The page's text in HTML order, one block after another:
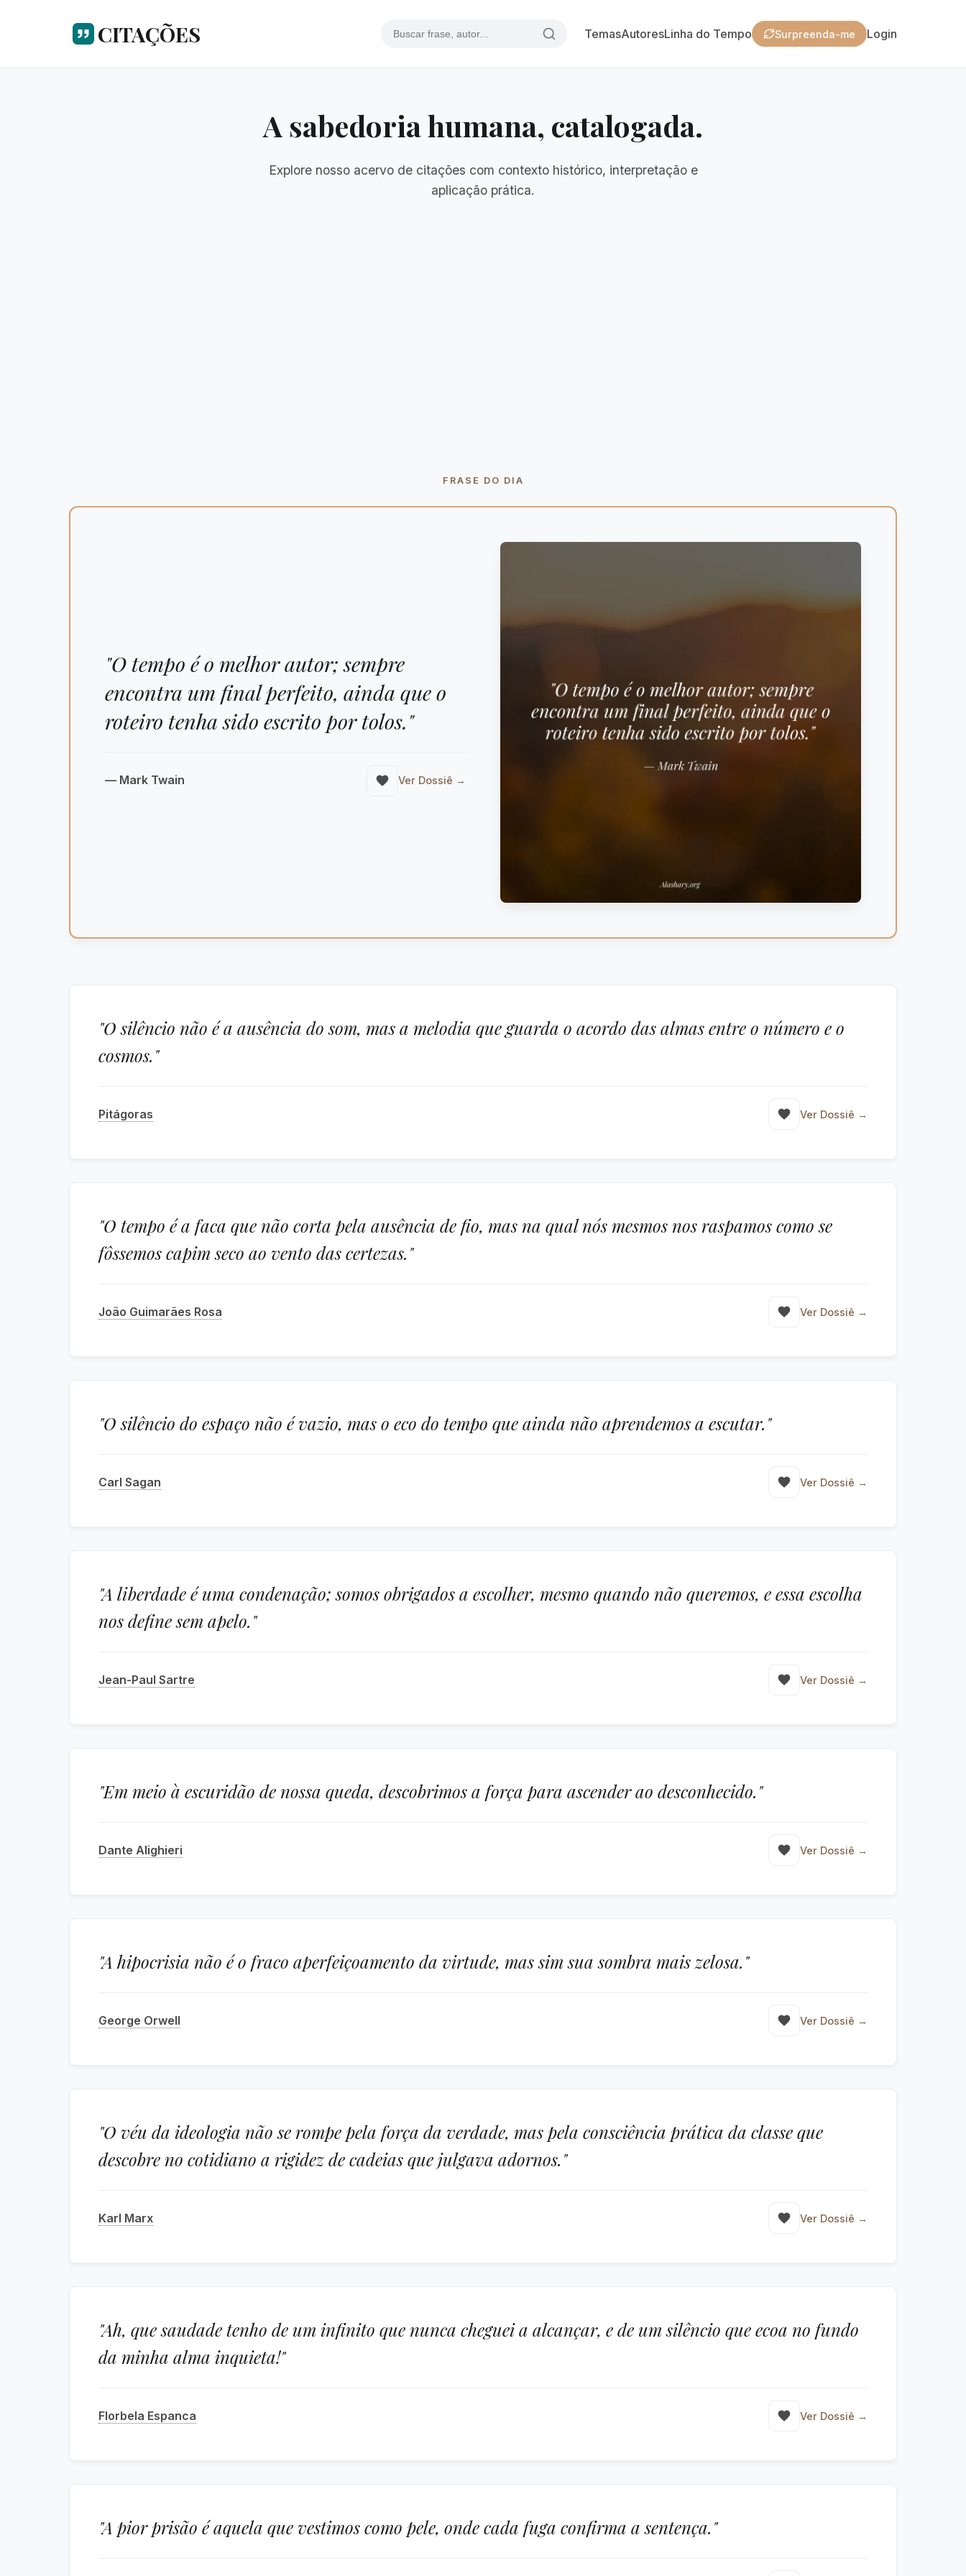
CITAÇÕES TemasAutoresLinha do Tempo Surpreenda-me Login
A sabedoria humana, catalogada.
Explore nosso acervo de citações com contexto histórico, interpretação e
aplicação prática.
FRASE DO DIA
"O tempo é o melhor autor; sempre
encontra um final perfeito, ainda que o
roteiro tenha sido escrito por tolos."
— Mark Twain Ver Dossiê →
"O silêncio não é a ausência do som, mas a melodia que guarda o acordo das almas entre o número e o
cosmos."
Pitágoras Ver Dossiê →
"O tempo é a faca que não corta pela ausência de fio, mas na qual nós mesmos nos raspamos como se
fôssemos capim seco ao vento das certezas."
João Guimarães Rosa Ver Dossiê →
"O silêncio do espaço não é vazio, mas o eco do tempo que ainda não aprendemos a escutar."
Carl Sagan Ver Dossiê →
"A liberdade é uma condenação; somos obrigados a escolher, mesmo quando não queremos, e essa escolha
nos define sem apelo."
Jean-Paul Sartre Ver Dossiê →
"Em meio à escuridão de nossa queda, descobrimos a força para ascender ao desconhecido."
Dante Alighieri Ver Dossiê →
"A hipocrisia não é o fraco aperfeiçoamento da virtude, mas sim sua sombra mais zelosa."
George Orwell Ver Dossiê →
"O véu da ideologia não se rompe pela força da verdade, mas pela consciência prática da classe que
descobre no cotidiano a rigidez de cadeias que julgava adornos."
Karl Marx Ver Dossiê →
"Ah, que saudade tenho de um infinito que nunca cheguei a alcançar, e de um silêncio que ecoa no fundo
da minha alma inquieta!"
Florbela Espanca Ver Dossiê →
"A pior prisão é aquela que vestimos como pele, onde cada fuga confirma a sentença."